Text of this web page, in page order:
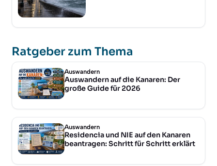
Ratgeber zum Thema
Auswandern
Auswandern auf die Kanaren: Der
große Guide für 2026
Auswandern
Residencia und NIE auf den Kanaren
beantragen: Schritt für Schritt erklärt